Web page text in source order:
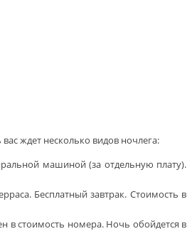
ждет несколько видов ночлега:
машиной (за отдельную плату).
Бесплатный завтрак. Стоимость в
в стоимость номера. Ночь обойдется в